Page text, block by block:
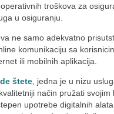
troškova za
u osiguranju.
ne samo adekvatno
komunikaciju sa
ili mobilnih aplikacija.
štete , jedna je u nizu
način pružati svojim
upotrebe digitalnih